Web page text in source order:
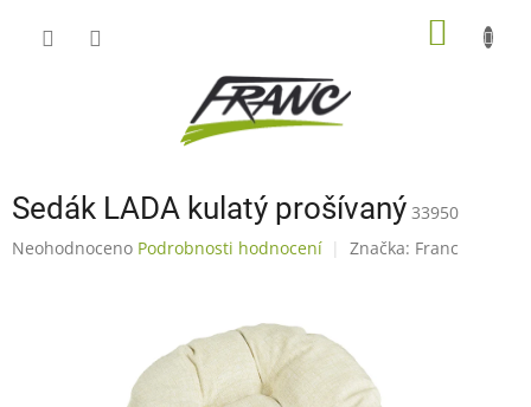
Sedák LADA kulatý prošívaný 33950
Průměrné
Neohodnoceno Podrobnosti hodnocení Značka: Franc